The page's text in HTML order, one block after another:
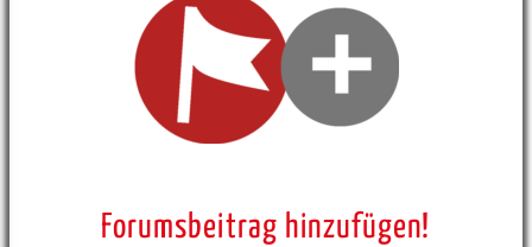
Forumsbeitrag hinzufügen!